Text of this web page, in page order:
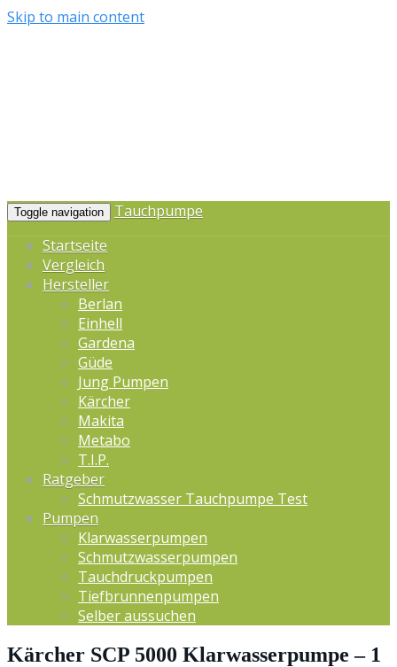
Skip to main content
Toggle navigation
Tauchpumpe
Startseite
Vergleich
Hersteller
Berlan
Einhell
Gardena
Güde
Jung Pumpen
Kärcher
Makita
Metabo
T.I.P.
Ratgeber
Schmutzwasser Tauchpumpe Test
Pumpen
Klarwasserpumpen
Schmutzwasserpumpen
Tauchdruckpumpen
Tiefbrunnenpumpen
Selber aussuchen
Kärcher SCP 5000 Klarwasserpumpe – 1